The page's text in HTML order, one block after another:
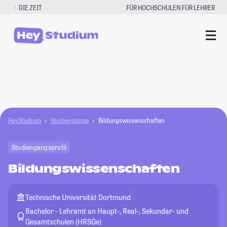
Zum
springen
DIE ZEIT FÜR HOCHSCHULEN|FÜR LEHRER
HeyStudium Studiengänge Bildungswissenschaften
Studiengangsprofil
Bildungswissenschaften
Technische Universität Dortmund
Bachelor - Lehramt an Haupt-, Real-, Sekundar- und
Gesamtschulen (HRSGe)